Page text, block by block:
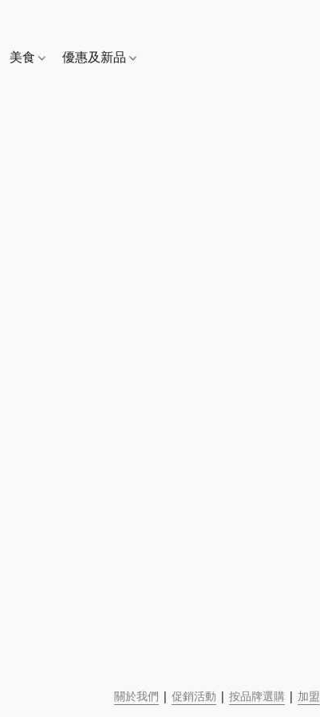
美食 優惠及新品
關於我們 | 促銷活動 | 按品牌選購 | 加盟